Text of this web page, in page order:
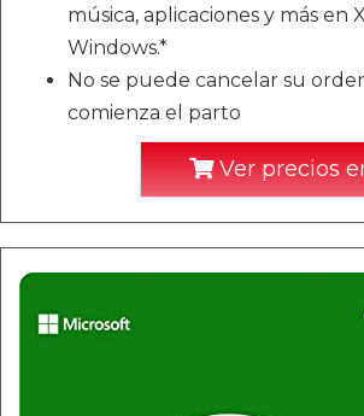
música, aplicaciones y más en
Windows.*
No se puede cancelar su
comienza el parto
Ver precios